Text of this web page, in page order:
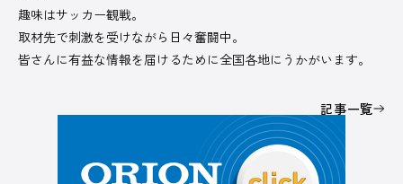
趣味はサッカー観戦。
取材先で刺激を受けながら日々奮闘中。
皆さんに有益な情報を届けるために全国各地にうかがいます。
記事一覧